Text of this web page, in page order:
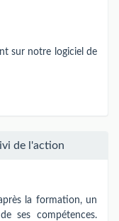
sur notre logiciel de
de l'action
la formation, un
ses compétences.